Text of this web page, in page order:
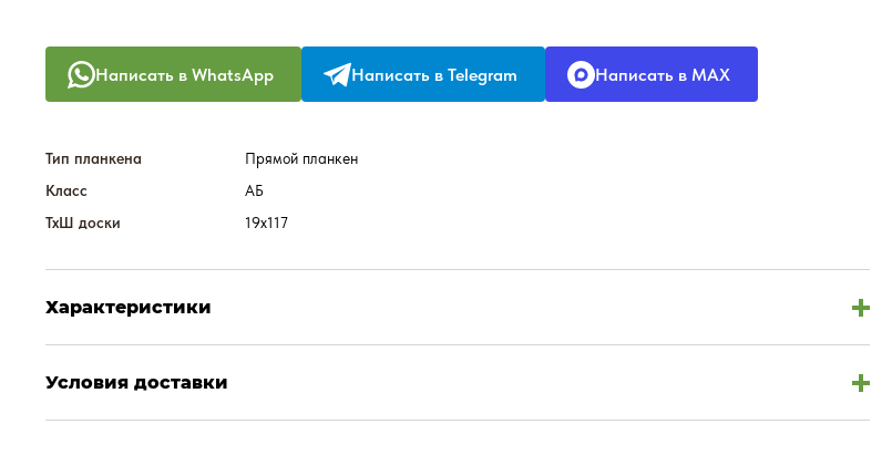
Написать в WhatsApp Написать в Telegram Написать в MAX
Тип планкена
Прямой планкен
Класс
АБ
ТхШ доски
19х117
Характеристики
Условия доставки